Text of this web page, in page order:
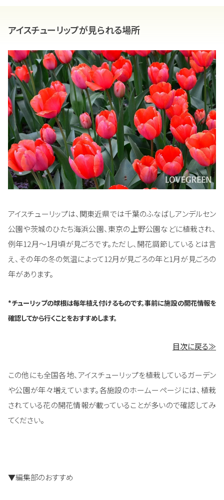
アイスチューリップが見られる場所
アイスチューリップは、関東近県では千葉のふなばしアンデルセン
公園や茨城のひたち海浜公園、東京の上野公園などに植栽され、
例年12月～1月頃が見ごろです。ただし、開花調節しているとは言
え、その年の冬の気温によって12月が見ごろの年と1月が見ごろの
年があります。
*チューリップの球根は毎年植え付けるものです。事前に施設の開花情報を
確認してから行くことをおすすめします。
目次に戻る≫
この他にも全国各地、アイスチューリップを植栽しているガーデン
や公園が年々増えています。各施設のホームーページには、植栽
されている花の開花情報が載っていることが多いので確認してみ
てください。
▼編集部のおすすめ